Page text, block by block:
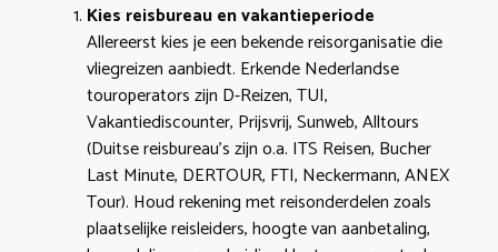
Kies reisbureau en vakantieperiode
Allereerst kies je een bekende reisorganisatie die
vliegreizen aanbiedt. Erkende Nederlandse
touroperators zijn D-Reizen, TUI,
Vakantiediscounter, Prijsvrij, Sunweb, Alltours
(Duitse reisbureau’s zijn o.a. ITS Reisen, Bucher
Last Minute, DERTOUR, FTI, Neckermann, ANEX
Tour). Houd rekening met reisonderdelen zoals
plaatselijke reisleiders, hoogte van aanbetaling,